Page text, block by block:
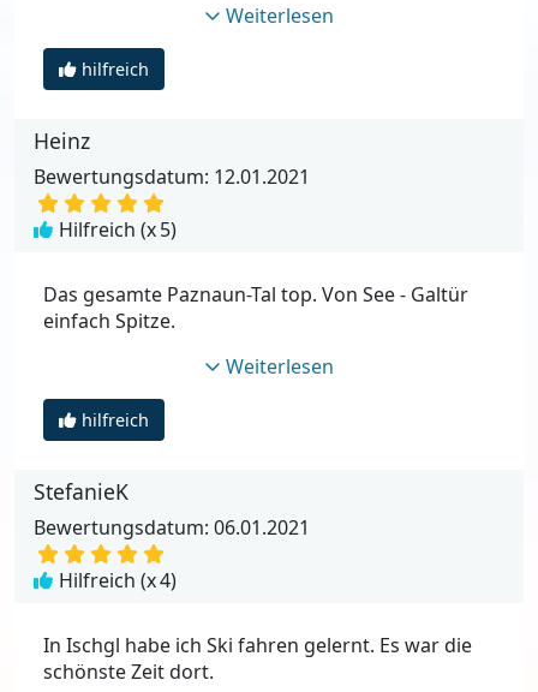
Weiterlesen
hilfreich
Heinz
Bewertungsdatum: 12.01.2021
Hilfreich (x5)
Das gesamte Paznaun-Tal top. Von See - Galtür
einfach Spitze.
Weiterlesen
hilfreich
StefanieK
Bewertungsdatum: 06.01.2021
Hilfreich (x4)
In Ischgl habe ich Ski fahren gelernt. Es war die
schönste Zeit dort.